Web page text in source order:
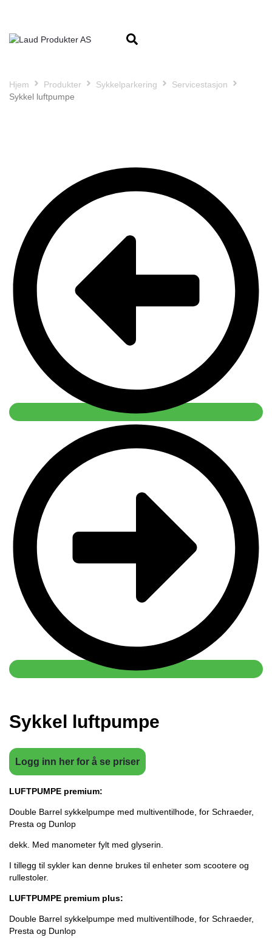
Hjem Produkter Sykkelparkering
Servicestasjon
Sykkel luftpumpe
Sykkel luftpumpe
Logg inn her for å se priser
LUFTPUMPE premium:
Double Barrel sykkelpumpe med multiventilhode, for Schraeder,
Presta og Dunlop
dekk. Med manometer fylt med glyserin.
I tillegg til sykler kan denne brukes til enheter som scootere og
rullestoler.
LUFTPUMPE premium plus:
Double Barrel sykkelpumpe med multiventilhode, for Schraeder,
Presta og Dunlop